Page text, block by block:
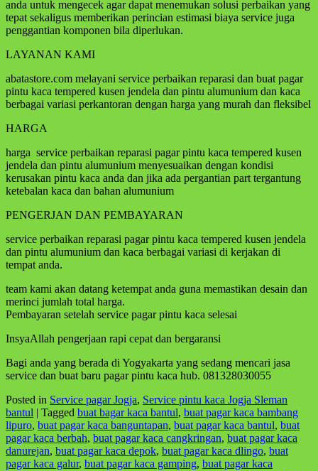
anda untuk mengecek agar dapat menemukan solusi perbaikan yang
tepat sekaligus memberikan perincian estimasi biaya service juga
penggantian komponen bila diperlukan.
LAYANAN KAMI
abatastore.com melayani service perbaikan reparasi dan buat pagar
pintu kaca tempered kusen jendela dan pintu alumunium dan kaca
berbagai variasi perkantoran dengan harga yang murah dan fleksibel
HARGA
harga service perbaikan reparasi pagar pintu kaca tempered kusen
jendela dan pintu alumunium menyesuaikan dengan kondisi
kerusakan pintu kaca anda dan jika ada pergantian part tergantung
ketebalan kaca dan bahan alumunium
PENGERJAN DAN PEMBAYARAN
service perbaikan reparasi pagar pintu kaca tempered kusen jendela
dan pintu alumunium dan kaca berbagai variasi di kerjakan di
tempat anda.
team kami akan datang ketempat anda guna memastikan desain dan
merinci jumlah total harga.
Pembayaran setelah service pagar pintu kaca selesai
InsyaAllah pengerjaan rapi cepat dan bergaransi
Bagi anda yang berada di Yogyakarta yang sedang mencari jasa
service dan buat baru pagar pintu kaca hub. 081328030055
Posted in Service pagar Jogja, Service pintu kaca Jogja Sleman
bantul | Tagged buat bagar kaca bantul, buat pagar kaca bambang
lipuro, buat pagar kaca banguntapan, buat pagar kaca bantul, buat
pagar kaca berbah, buat pagar kaca cangkringan, buat pagar kaca
danurejan, buat pagar kaca depok, buat pagar kaca dlingo, buat
pagar kaca galur, buat pagar kaca gamping, buat pagar kaca